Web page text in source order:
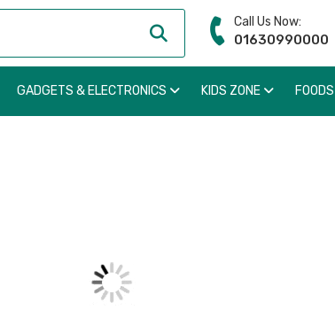
Call Us Now:
01630990000
GADGETS & ELECTRONICS KIDS ZONE FOODS